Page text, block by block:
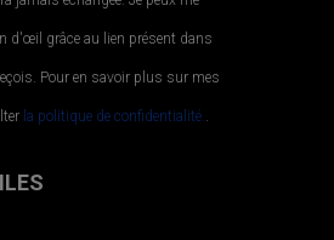
d'œil grâce au lien présent dans
Pour en savoir plus sur mes
la politique de confidentialité..